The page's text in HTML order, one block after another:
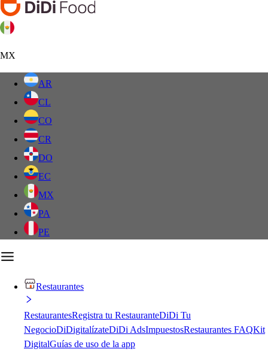
MX
AR
CL
CO
CR
DO
EC
MX
PA
PE
Restaurantes
RestaurantesRegistra tu RestauranteDiDi Tu
NegocioDiDigitalízateDiDi AdsImpuestosRestaurantes FAQKit
DigitalGuías de uso de la app